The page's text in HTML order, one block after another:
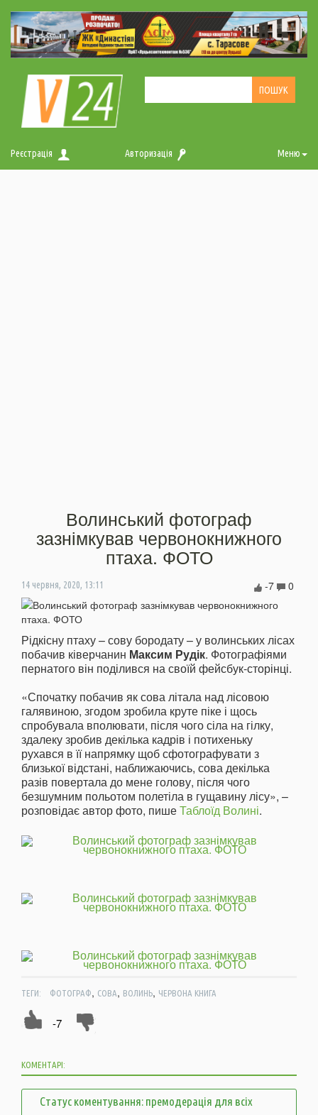
Реєстрація Авторизація Меню
Волинський фотограф
зазнімкував червонокнижного
птаха. ФОТО
14 червня, 2020, 13:11 0
-7
Рідкісну птаху – сову бородату – у волинських лісах
побачив ківерчанин Максим Рудік. Фотографіями
пернатого він поділився на своїй фейсбук-сторінці.
«Спочатку побачив як сова літала над лісовою
галявиною, згодом зробила круте піке і щось
спробувала вполювати, після чого сіла на гілку,
здалеку зробив декілька кадрів і потихеньку
рухався в її напрямку щоб сфотографувати з
близької відстані, наближаючись, сова декілька
разів повертала до мене голову, після чого
безшумним польотом полетіла в гущавину лісу», –
розповідає автор фото, пишеТаблоїд Волині.
ТЕГИ: ФОТОГРАФ, СОВА, ВОЛИНЬ, ЧЕРВОНА КНИГА
-7
КОМЕНТАРІ:
Статус коментування: премодерація для всіх